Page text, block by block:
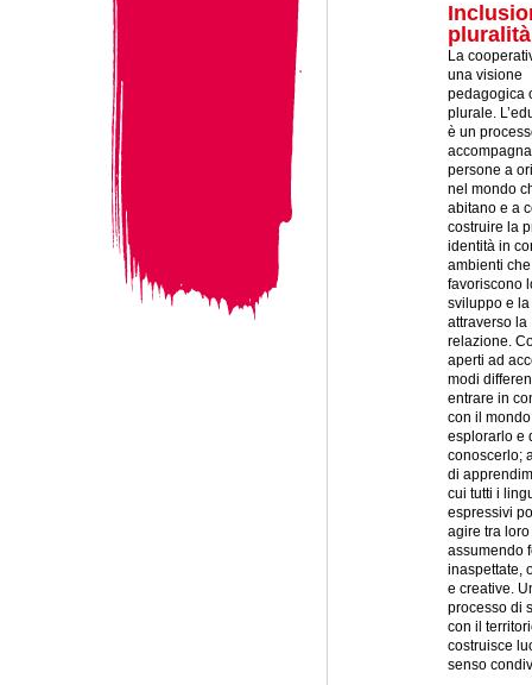
pluralità
La
una visione
pedagogica
plurale.
è un
persone a
nel mondo
abitano e a
costruire la
identità in
ambienti
favoriscono
sviluppo e
attraverso la
relazione.
aperti ad
modi
entrare in
con il
esplorarlo e
conoscerlo;
di
cui tutti i
espressivi
agire tra loro
assumendo
inaspettate,
e creative.
processo di
con il
costruisce
senso